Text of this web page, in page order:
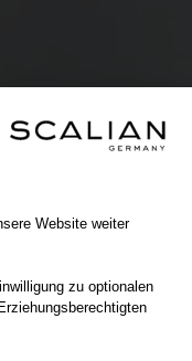
zu optionalen